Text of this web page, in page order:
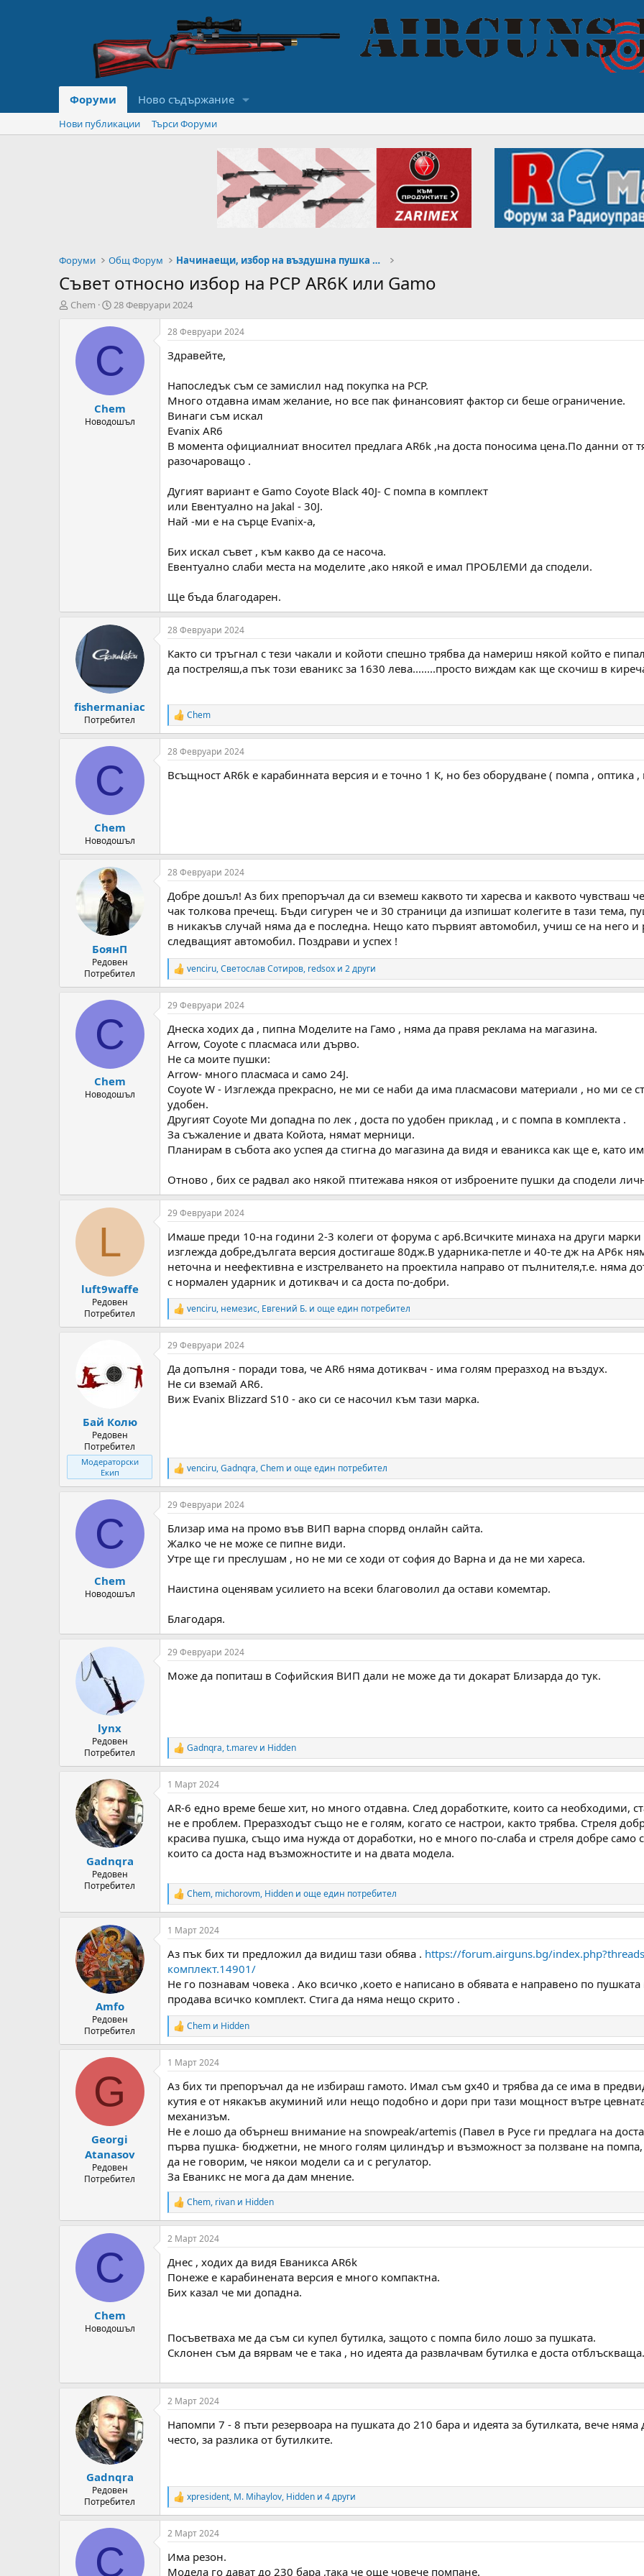
Форуми Ново съдържание
Нови публикации Търси Форуми
Форуми Общ Форум Начинаещи, избор на въздушна пушка или пистолет
Съвет относно избор на PCP AR6K или Gamo
А
Chem
Н
ч
а
л
н
Д
а
т
28 Февруари 2024
C
Chem
Новодошъл
28 Февруари 2024
Здравейте,
Напоследък съм се замислил над покупка на PCP.
Много отдавна имам желание, но все пак финансовият фактор си беше ограничение.
Винаги съм искал
Evanix AR6
В момента официалниат вносител предлага АR6k ,на доста поносима цена.По данни от
разочароващо .
Дугият вариант е Gamo Coyote Black 40J- С помпа в комплект
или Евентуално на Jakal - 30J.
Най -ми е на сърце Evanix-a,
Бих искал съвет , към какво да се насоча.
Евентуално слаби места на моделите ,ако някой е имал ПРОБЛЕМИ да сподели.
Ще бъда благодарен.
fishermaniac
Потребител
28 Февруари 2024
Както си тръгнал с тези чакали и койоти спешно трябва да намериш някой който е
да постреляш,а пък този еваникс за 1630 лева........просто виждам как ще скочиш в
R
e
a
c
i
Chem
C
Chem
Новодошъл
28 Февруари 2024
Всъщност AR6k е карабинната версия и е точно 1 К, но без оборудване ( помпа , оптика
БоянП
Редовен
Потребител
28 Февруари 2024
Добре дошъл! Аз бих препоръчал да си вземеш каквото ти харесва и каквото чувстваш
чак толкова пречещ. Бъди сигурен че и 30 страници да изпишат колегите в тази тема,
в никакъв случай няма да е последна. Нещо като първият автомобил, учиш се на него
следващият автомобил. Поздрави и успех !
R
e
a
c
i
o
n
s
:
venciru,Светослав Сотиров, redsox и 2 други
C
Chem
Новодошъл
29 Февруари 2024
Днеска ходих да , пипна Моделите на Гамо , няма да правя реклама на магазина.
Arrow, Coyote с пласмаса или дърво.
Не са моите пушки:
Аrrow- много пласмаса и само 24J.
Coyote W - Изглежда прекрасно, не ми се наби да има пласмасови материали , но ми се
удобен.
Другият Coyote Ми допадна по лек , доста по удобен приклад , и с помпа в комплекта .
За съжаление и двата Койота, нямат мерници.
Планирам в събота ако успея да стигна до магазина да видя и еваникса как ще е, като
Отново , бих се радвал ако някой птитежава някоя от изброените пушки да сподели
L
luft9waffe
Редовен
Потребител
29 Февруари 2024
Имаше преди 10-на години 2-3 колеги от форума с ар6.Всичките минаха на други
изглежда добре,дългата версия достигаше 80дж.В ударника-петле и 40-те дж на АР6к
неточна и неефективна е изстрелването на проектила направо от пълнителя,т.е. няма
с нормален ударник и дотиквач и са доста по-добри.
R
e
a
c
i
o
n
s
venciru, немезис, Евгений Б. и още един потребител
Бай Колю
Редовен
Потребител
Модераторски
Екип
29 Февруари 2024
Да допълня - поради това, че AR6 няма дотиквач - има голям преразход на въздух.
Не си вземай AR6.
Виж Evanix Blizzard S10 - ако си се насочил към тази марка.
R
e
a
c
i
o
n
s
venciru,Gadnqra,Chem и още един потребител
C
Chem
Новодошъл
29 Февруари 2024
Близар има на промо във ВИП варна спорвд онлайн сайта.
Жалко че не може се пипне види.
Утре ще ги преслушам , но не ми се ходи от софия до Варна и да не ми хареса.
Наистина оценявам усилието на всеки благоволил да остави комемтар.
Благодаря.
lynx
Редовен
Потребител
29 Февруари 2024
Може да попиташ в Софийския ВИП дали не може да ти докарат Близарда до тук.
R
e
a
c
i
o
s
:
Gadnqra,t.marev и Hidden
Gadnqra
Редовен
Потребител
1 Март 2024
AR-6 едно време беше хит, но много отдавна. След доработките, които са необходими,
не е проблем. Преразходът също не е голям, когато се настрои, както трябва. Стреля
красива пушка, също има нужда от доработки, но е много по-слаба и стреля добре
които са доста над възможностите и на двата модела.
R
e
a
c
i
o
n
s
:
Chem, michorovm, Hidden и още един потребител
Amfo
Редовен
Потребител
1 Март 2024
Аз пък бих ти предложил да видиш тази обява . https://forum.airguns.bg/
комплект.14901/
Не го познавам човека . Ако всичко ,което е написано в обявата е направено по
продава всичко комплект. Стига да няма нещо скрито .
R
e
a
c
i
o
n
s
:
Chem и Hidden
G
Georgi
Atanasov
Редовен
Потребител
1 Март 2024
Аз бих ти препоръчал да не избираш гамото. Имал съм gx40 и трябва да се има в
кутия е от някакъв акуминий или нещо подобно и дори при тази мощност вътре
механизъм.
Не е лошо да обърнеш внимание на snowpeak/artemis (Павел в Русе ги предлага на
първа пушка- бюджетни, не много голям цилиндър и възможност за ползване на помпа,
да не говорим, че някои модели са и с регулатор.
За Еваникс не мога да дам мнение.
R
e
a
c
i
o
n
s
Chem, rivan и Hidden
C
Chem
Новодошъл
2 Март 2024
Днес , ходих да видя Еваникса АR6k
Понеже е карабинената версия е много компактна.
Бих казал че ми допадна.
Посъветваха ме да съм си купел бутилка, защото с помпа било лошо за пушката.
Склонен съм да вярвам че е така , но идеята да развлачвам бутилка е доста отблъскваща.
Gadnqra
Редовен
Потребител
2 Март 2024
Напомпи 7 - 8 пъти резервоара на пушката до 210 бара и идеята за бутилката, вече
често, за разлика от бутилките.
R
e
a
c
i
o
xpresident, M. Mihaylov, Hidden и 4 други
C
2 Март 2024
Има резон.
Модела го дават до 230 бара ,така че още човече помпане.